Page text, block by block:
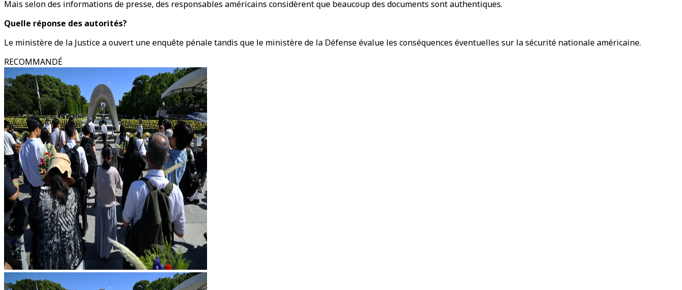
Mais selon des informations de presse, des responsables américains considèrent que beaucoup des documents sont authentiques.
Quelle réponse des autorités?
Le ministère de la Justice a ouvert une enquête pénale tandis que le ministère de la Défense évalue les conséquences éventuelles sur la sécurité nationale américaine.
RECOMMANDÉ